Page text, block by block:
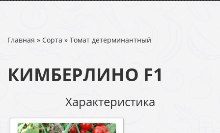
Главная » Сорта » Томат детерминантный
КИМБЕРЛИНО F1
Характеристика